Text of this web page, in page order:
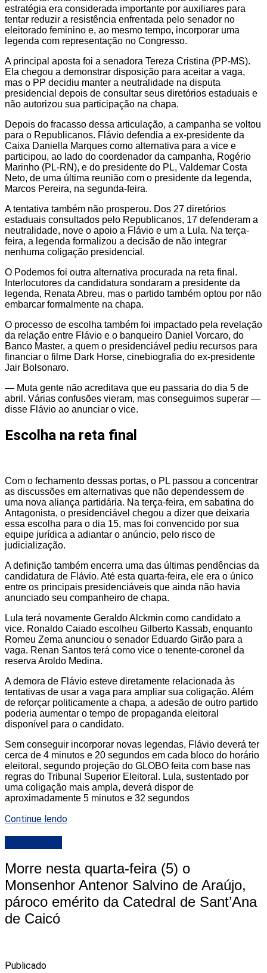
estratégia era considerada importante por auxiliares para
tentar reduzir a resistência enfrentada pelo senador no
eleitorado feminino e, ao mesmo tempo, incorporar uma
legenda com representação no Congresso.
A principal aposta foi a senadora Tereza Cristina (PP-MS).
Ela chegou a demonstrar disposição para aceitar a vaga,
mas o PP decidiu manter a neutralidade na disputa
presidencial depois de consultar seus diretórios estaduais e
não autorizou sua participação na chapa.
Depois do fracasso dessa articulação, a campanha se voltou
para o Republicanos. Flávio defendia a ex-presidente da
Caixa Daniella Marques como alternativa para a vice e
participou, ao lado do coordenador da campanha, Rogério
Marinho (PL-RN), e do presidente do PL, Valdemar Costa
Neto, de uma última reunião com o presidente da legenda,
Marcos Pereira, na segunda-feira.
A tentativa também não prosperou. Dos 27 diretórios
estaduais consultados pelo Republicanos, 17 defenderam a
neutralidade, nove o apoio a Flávio e um a Lula. Na terça-
feira, a legenda formalizou a decisão de não integrar
nenhuma coligação presidencial.
O Podemos foi outra alternativa procurada na reta final.
Interlocutores da candidatura sondaram a presidente da
legenda, Renata Abreu, mas o partido também optou por não
embarcar formalmente na chapa.
O processo de escolha também foi impactado pela revelação
da relação entre Flávio e o banqueiro Daniel Vorcaro, do
Banco Master, a quem o presidenciável pediu recursos para
financiar o filme Dark Horse, cinebiografia do ex-presidente
Jair Bolsonaro.
— Muta gente não acreditava que eu passaria do dia 5 de
abril. Várias confusões vieram, mas conseguimos superar —
disse Flávio ao anunciar o vice.
Escolha na reta final
Com o fechamento dessas portas, o PL passou a concentrar
as discussões em alternativas que não dependessem de
uma nova aliança partidária. Na terça-feira, em sabatina do
Antagonista, o presidenciável chegou a dizer que deixaria
essa escolha para o dia 15, mas foi convencido por sua
equipe jurídica a adiantar o anúncio, pelo risco de
judicialização.
A definição também encerra uma das últimas pendências da
candidatura de Flávio. Até esta quarta-feira, ele era o único
entre os principais presidenciáveis que ainda não havia
anunciado seu companheiro de chapa.
Lula terá novamente Geraldo Alckmin como candidato a
vice. Ronaldo Caiado escolheu Gilberto Kassab, enquanto
Romeu Zema anunciou o senador Eduardo Girão para a
vaga. Renan Santos terá como vice o tenente-coronel da
reserva Aroldo Medina.
A demora de Flávio esteve diretamente relacionada às
tentativas de usar a vaga para ampliar sua coligação. Além
de reforçar politicamente a chapa, a adesão de outro partido
poderia aumentar o tempo de propaganda eleitoral
disponível para o candidato.
Sem conseguir incorporar novas legendas, Flávio deverá ter
cerca de 4 minutos e 20 segundos em cada bloco do horário
eleitoral, segundo projeção do GLOBO feita com base nas
regras do Tribunal Superior Eleitoral. Lula, sustentado por
uma coligação mais ampla, deverá dispor de
aproximadamente 5 minutos e 32 segundos
Continue lendo
Morre nesta quarta-feira (5) o
Monsenhor Antenor Salvino de Araújo,
pároco emérito da Catedral de Sant’Ana
de Caicó
Publicado